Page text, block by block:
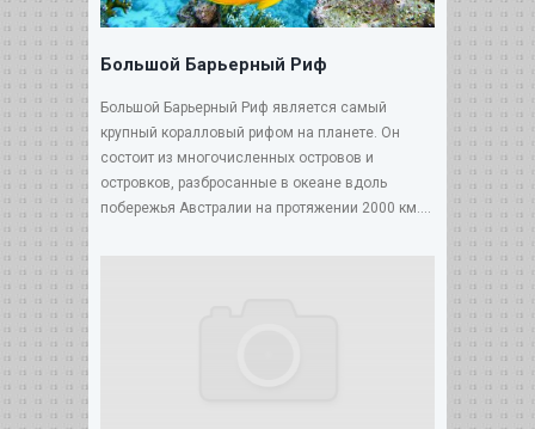
Большой Барьерный Риф
Большой Барьерный Риф является самый
крупный коралловый рифом на планете. Он
состоит из многочисленных островов и
островков, разбросанные в океане вдоль
побережья Австралии на протяжении 2000 км....